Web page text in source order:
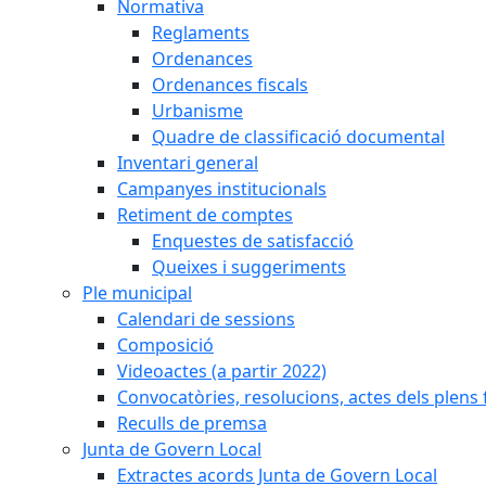
Normativa
Reglaments
Ordenances
Ordenances fiscals
Urbanisme
Quadre de classificació documental
Inventari general
Campanyes institucionals
Retiment de comptes
Enquestes de satisfacció
Queixes i suggeriments
Ple municipal
Calendari de sessions
Composició
Videoactes (a partir 2022)
Convocatòries, resolucions, actes dels plens
Reculls de premsa
Junta de Govern Local
Extractes acords Junta de Govern Local